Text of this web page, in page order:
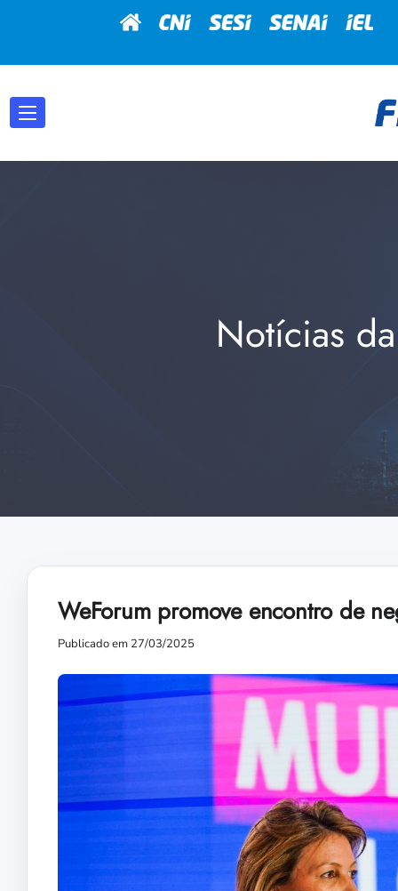
Notícias
WeForum promove encontro de
Publicado em 27/03/2025